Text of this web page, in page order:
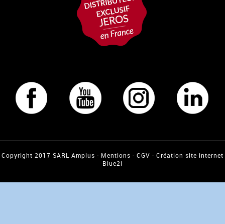
Copyright 2017 SARL Amplus - Mentions - CGV - Création site internet
Blue2i